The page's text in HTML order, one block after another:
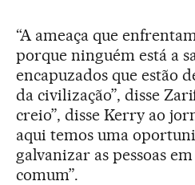
“A ameaça que
porque ninguém está a
encapuzados que estão
da civilização”, disse
creio”, disse Kerry ao
aqui temos uma
galvanizar as pessoas
comum”.